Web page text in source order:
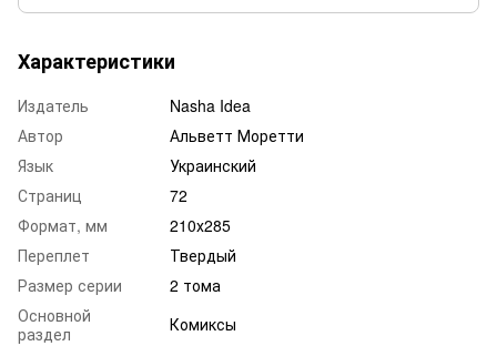
Характеристики
Издатель
Nasha Idea
Автор
Альветт Моретти
Язык
Украинский
Страниц
72
Формат, мм
210х285
Переплет
Твердый
Размер серии
2 тома
Основной
раздел
Комиксы